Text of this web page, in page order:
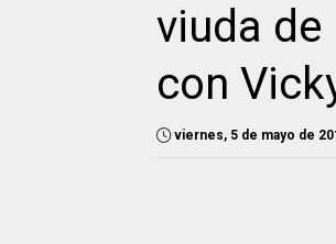
viuda de
con
viernes, 5 de mayo de